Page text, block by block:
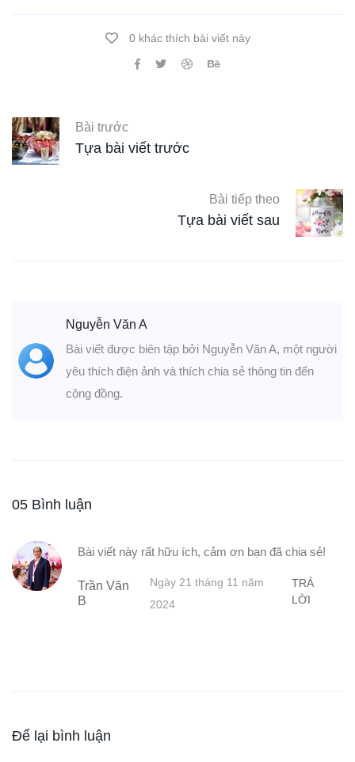
0 khác thích bài viết này
Bài trước
Tựa bài viết trước
Bài tiếp theo
Tựa bài viết sau
Nguyễn Văn A
Bài viết được biên tập bởi Nguyễn Văn A, một người
yêu thích điện ảnh và thích chia sẻ thông tin đến
cộng đồng.
05 Bình luận
Bài viết này rất hữu ích, cảm ơn bạn đã chia sẻ!
Trần Văn
B
Ngày 21 tháng 11 năm
2024
TRẢ
LỜI
Để lại bình luận